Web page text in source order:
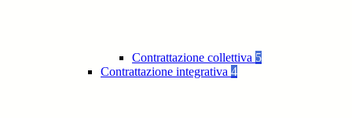
Contrattazione collettiva 5
Contrattazione integrativa 4